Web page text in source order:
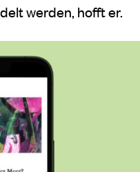
werden, hofft er.